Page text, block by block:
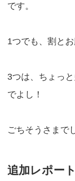
です。
1つでも、割と
3つは、ちょっ
でよし！
ごちそうさまで
追加レポー